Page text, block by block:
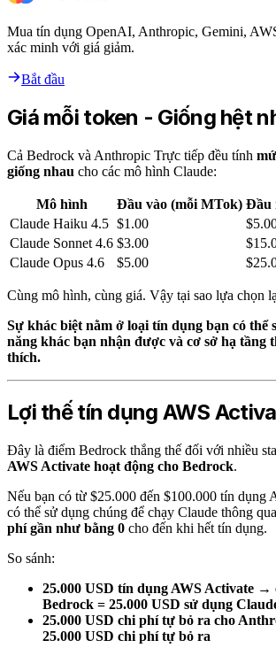
Mua tín dụng OpenAI, Anthropic, Gemini,
xác minh với giá giảm.
Bắt đầu
Giá mỗi token - Giống hệt
Cả Bedrock và Anthropic Trực tiếp đều tính
giống nhau cho các mô hình Claude:
Mô hình Đầu vào (mỗi MTok) Đầu
Claude Haiku 4.5 $1.00
Claude Sonnet 4.6 $3.00
Claude Opus 4.6
$5.00
Cùng mô hình, cùng giá. Vậy tại sao lựa chọn
Sự khác biệt nằm ở loại tín dụng bạn có thể
năng khác bạn nhận được và cơ sở hạ tầng
thích.
Lợi thế tín dụng AWS
Đây là điểm Bedrock thắng thế đối với nhiều
AWS Activate hoạt động cho Bedrock.
Nếu bạn có từ $25.000 đến $100.000 tín dụng
có thể sử dụng chúng để chạy Claude thông
phí gần như bằng 0 cho đến khi hết tín dụng.
So sánh:
25.000 USD tín dụng AWS Activate →
Bedrock = 25.000 USD sử dụng
25.000 USD chi phí tự bỏ ra cho
25.000 USD chi phí tự bỏ ra